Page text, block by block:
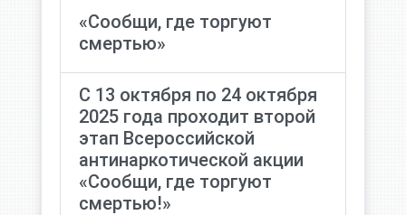
«Сообщи, где торгуют
смертью»
С 13 октября по 24 октября
2025 года проходит второй
этап Всероссийской
антинаркотической акции
«Сообщи, где торгуют
смертью!»